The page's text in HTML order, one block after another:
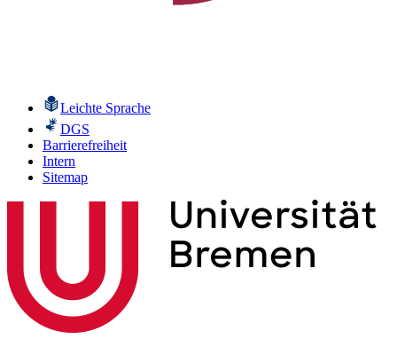
Leichte Sprache
DGS
Barrierefreiheit
Intern
Sitemap